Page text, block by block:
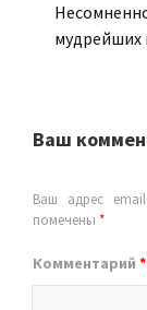
мудрейших
Ваш
Ваш адрес
помечены *
Комментарий *